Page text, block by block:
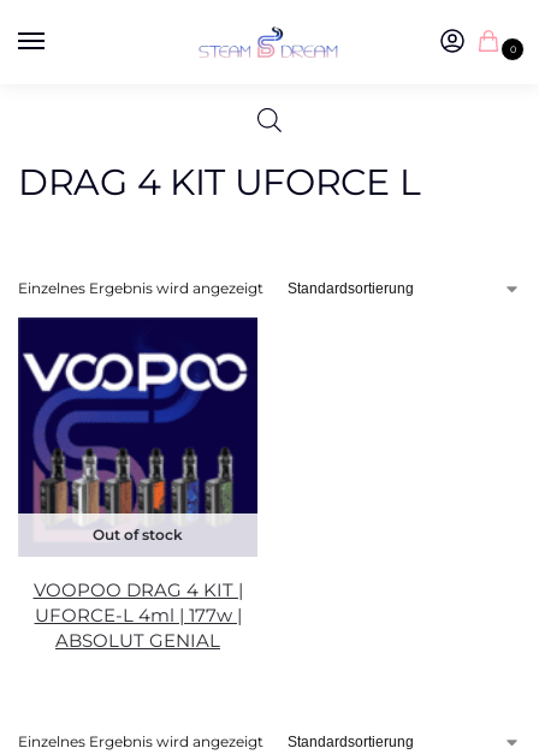
0
DRAG 4 KIT UFORCE L
Einzelnes Ergebnis wird angezeigt
Out of stock
VOOPOO DRAG 4 KIT |
UFORCE-L 4ml | 177w |
ABSOLUT GENIAL
Einzelnes Ergebnis wird angezeigt